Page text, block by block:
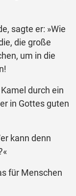
sagte er: »Wie
die große
um in die
durch ein
in Gottes guten
kann denn
für Menschen